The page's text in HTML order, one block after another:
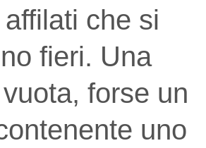
che si
fieri. Una
forse un
uno